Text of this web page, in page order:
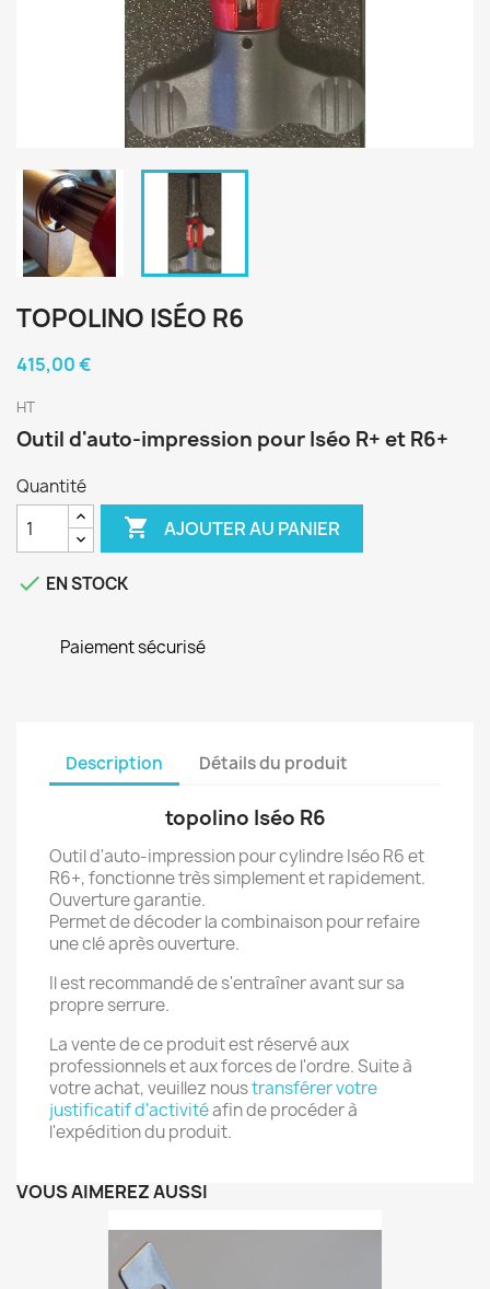
TOPOLINO ISÉO R6
415,00 €
HT
Outil d'auto-impression pour Iséo R+ et R6+
Quantité
 AJOUTER AU PANIER
 EN STOCK
Paiement sécurisé
Description Détails du produit
topolino Iséo R6
Outil d'auto-impression pour cylindre Iséo R6 et
R6+, fonctionne très simplement et rapidement.
Ouverture garantie.
Permet de décoder la combinaison pour refaire
une clé après ouverture.
Il est recommandé de s'entraîner avant sur sa
propre serrure.
La vente de ce produit est réservé aux
professionnels et aux forces de l'ordre. Suite à
votre achat, veuillez noustransférer votre
justificatif d'activitéafin de procéder à
l'expédition du produit.
VOUS AIMEREZ AUSSI